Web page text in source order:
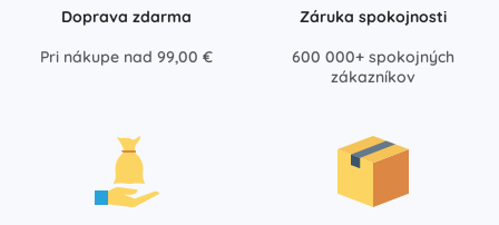
Doprava zdarma
Pri nákupe nad 99,00 €
Záruka spokojnosti
600 000+ spokojných
zákazníkov